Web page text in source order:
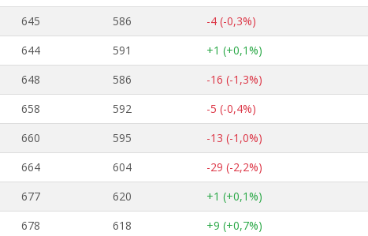
645 586
-4 (-0,3%)
644 591
+1 (+0,1%)
648 586
-16 (-1,3%)
658 592
-5 (-0,4%)
660 595
-13 (-1,0%)
664 604
-29 (-2,2%)
677 620
+1 (+0,1%)
678 618
+9 (+0,7%)